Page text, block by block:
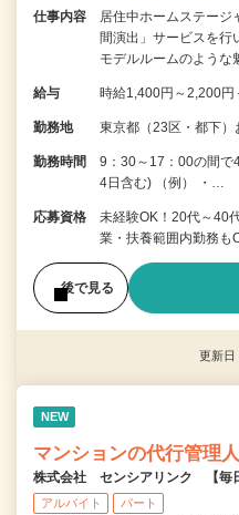
仕事内容
居住中ホームステー
間演出」サービスを行
モデルルームのような
給与 時給1,400円～2,200円
勤務地 東京都（23区・都下
勤務時間
9：30～17：00の間
4日含む) （例） ・…
応募資格
未経験OK！20代～40
業・扶養範囲内勤務も
後で見る
更新
NEW
マンションの代行管理
株式会社 センシアリンク 【毎日
アルバイト パート